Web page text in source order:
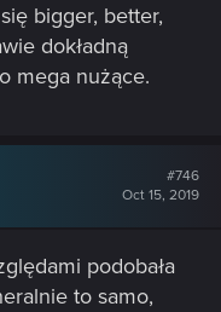
bigger, better,
dokładną
mega nużące.
#746
Oct 15, 2019
podobała
to samo,